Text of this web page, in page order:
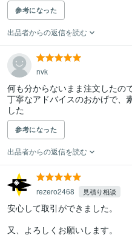
参考になった
出品者からの返信を読む
nvk
何も分からないまま注文したので
丁寧なアドバイスのおかげで、
した
参考になった
出品者からの返信を読む
rezero2468 見積り相談
安心して取引ができました。
又、よろしくお願いします。